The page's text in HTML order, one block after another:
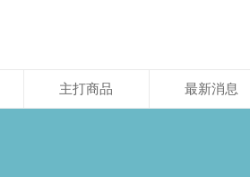
主打商品 最新消息